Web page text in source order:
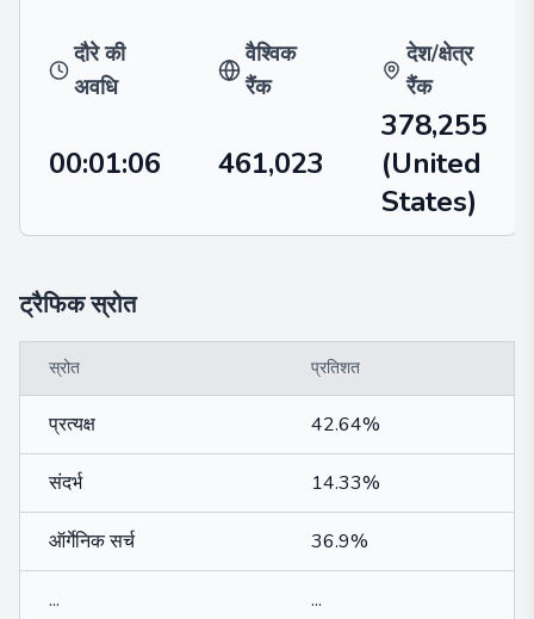
दौरे की
अवधि
वैश्विक
रैंक
देश/क्षेत्र
रैंक
00:01:06 461,023
378,255
(United
States)
ट्रैफिक स्रोत
स्रोत प्रतिशत
प्रत्यक्ष 42.64%
संदर्भ 14.33%
ऑर्गेनिक सर्च 36.9%
... ...